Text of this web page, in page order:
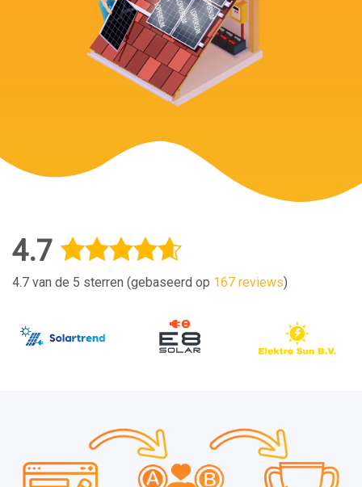
4.7
4.7 van de 5 sterren (gebaseerd op 167 reviews)